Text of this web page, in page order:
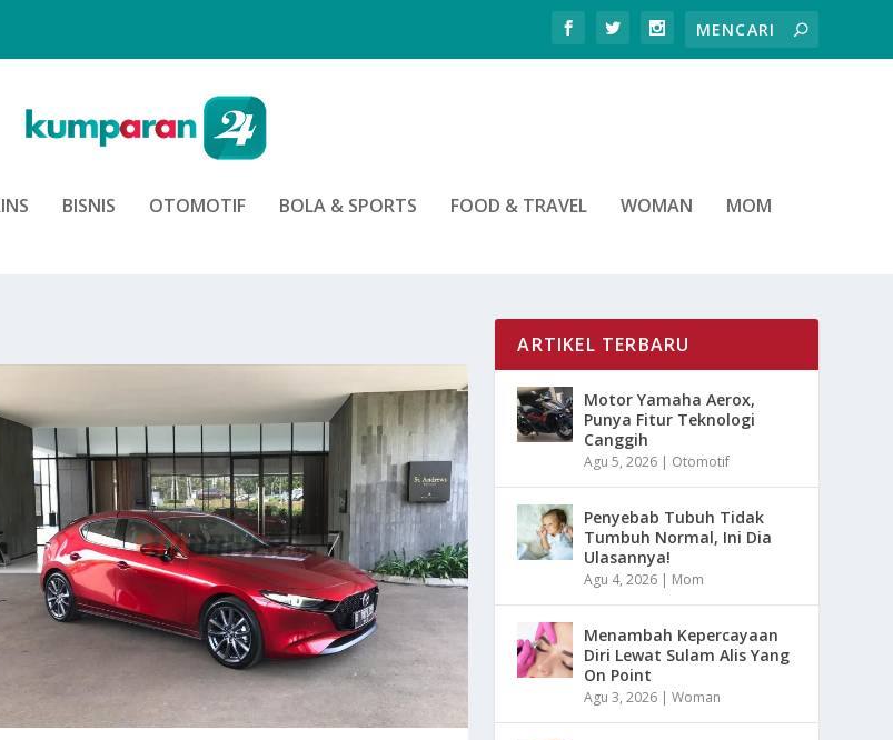
BISNIS OTOMOTIF BOLA & SPORTS FOOD & TRAVEL WOMAN MOM
ARTIKEL TERBARU
Motor Yamaha Aerox,
Punya Fitur Teknologi
Canggih
Agu 5, 2026 | Otomotif
Penyebab Tubuh Tidak
Tumbuh Normal, Ini Dia
Ulasannya!
Agu 4, 2026 | Mom
Menambah Kepercayaan
Diri Lewat Sulam Alis Yang
On Point
Agu 3, 2026 |Woman